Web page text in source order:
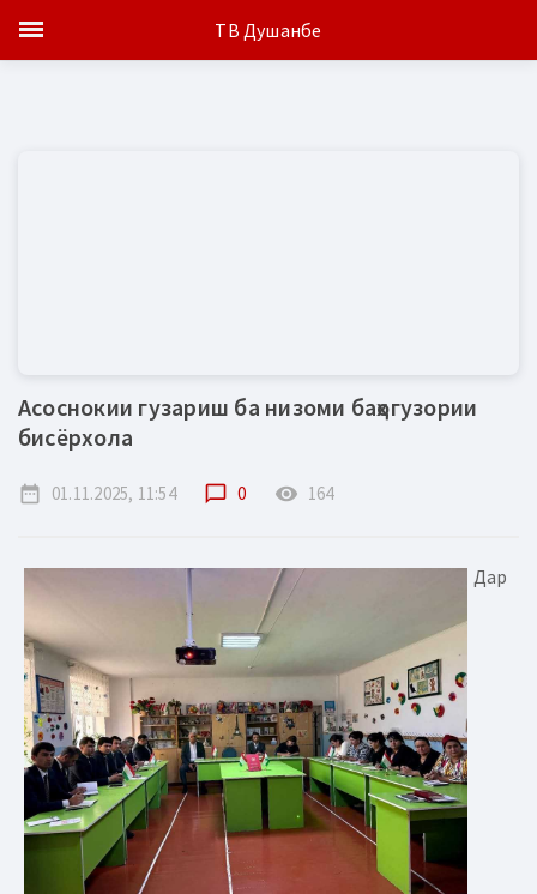
Асоснокии гузариш ба низоми баҳогузории
бисёрхола
date_range 01.11.2025, 11:54 chat_bubble_outline 0 remove_red_eye 164
Дар
ТВ Душанбе